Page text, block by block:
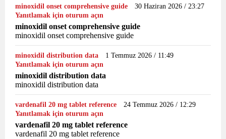
minoxidil onset comprehensive guide
30 Haziran 2026 / 23:27
Yanıtlamak için oturum açın
minoxidil onset comprehensive guide
minoxidil onset comprehensive guide
minoxidil distribution data
1 Temmuz 2026 / 11:49
Yanıtlamak için oturum açın
minoxidil distribution data
minoxidil distribution data
vardenafil 20 mg tablet reference
24 Temmuz 2026 / 12:29
Yanıtlamak için oturum açın
vardenafil 20 mg tablet reference
vardenafil 20 mg tablet reference